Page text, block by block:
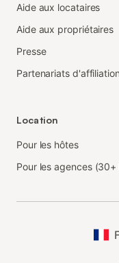
Aide aux locataires
Aide aux propriétaires
Presse
Partenariats d'affiliation
Location
Pour les hôtes
Pour les agences (30+